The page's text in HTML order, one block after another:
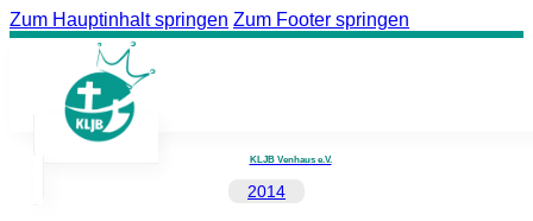
Zum Hauptinhalt springen Zum Footer springen
KLJB Venhaus e.V.
2014